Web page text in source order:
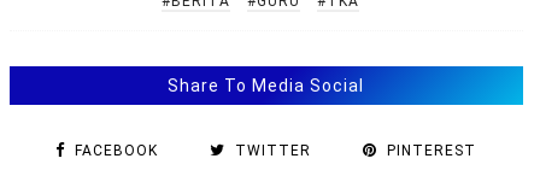
Soal TKA Sejarah SMA Tahun 2025 2026
Soal TKA Antropologi SMA Tahun 2025 2026
Soal TKA Bahasa Jerman SMA Tahun 2025 2026
Share To Media Social
FACEBOOK TWITTER PINTEREST